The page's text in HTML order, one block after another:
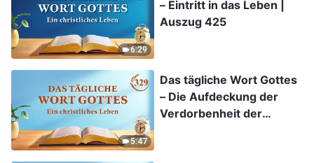
6:29
– Eintritt in das Leben |
Auszug 425
5:47
Das tägliche Wort Gottes
– Die Aufdeckung der
Verdorbenheit der